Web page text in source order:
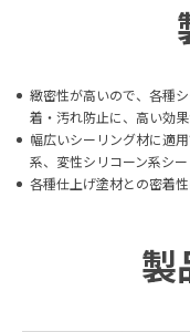
緻密性が高いので、各種
着・汚れ防止に、高い効果
幅広いシーリング材に適
系、変性シリコーン系シ
各種仕上げ塗材との密着性
製